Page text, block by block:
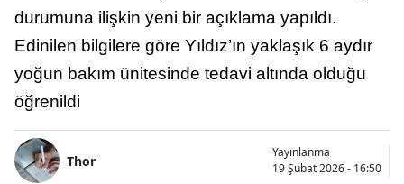
durumuna ilişkin yeni bir açıklama yapıldı.
Edinilen bilgilere göre Yıldız’ın yaklaşık 6 aydır
yoğun bakım ünitesinde tedavi altında olduğu
öğrenildi
Thor
Yayınlanma
19 Şubat 2026 - 16:50